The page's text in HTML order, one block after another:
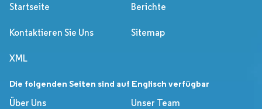
Startseite Berichte
Kontaktieren Sie Uns Sitemap
XML
Die folgenden Seiten sind auf Englisch verfügbar
Über Uns
Unser Team